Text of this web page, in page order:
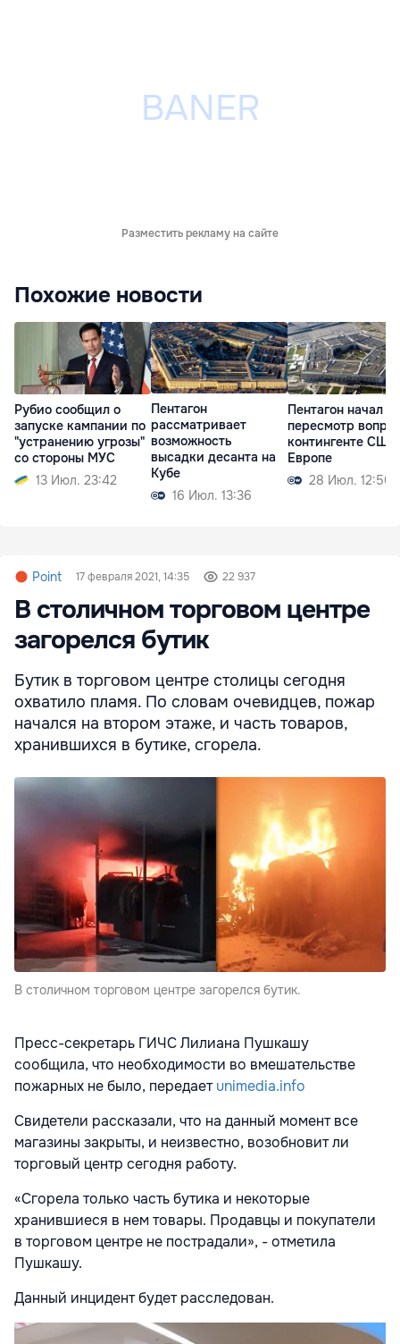
Разместить рекламу на сайте
Похожие новости
Рубио сообщил о
запуске кампании по
"устранению угрозы"
со стороны МУС
13 Июл. 23:42
Пентагон
рассматривает
возможность
высадки десанта на
Кубе
16 Июл. 13:36
Пентагон начал
пересмотр
контингенте США
Европе
28 Июл. 12:50
Point 17 февраля 2021, 14:35 22 937
В столичном торговом центре
загорелся бутик
Бутик в торговом центре столицы сегодня
охватило пламя. По словам очевидцев, пожар
начался на втором этаже, и часть товаров,
хранившихся в бутике, сгорела.
В столичном торговом центре загорелся бутик.
Пресс-секретарь ГИЧС Лилиана Пушкашу
сообщила, что необходимости во вмешательстве
пожарных не было, передаетunimedia.info
Свидетели рассказали, что на данный момент все
магазины закрыты, и неизвестно, возобновит ли
торговый центр сегодня работу.
«Сгорела только часть бутика и некоторые
хранившиеся в нем товары. Продавцы и покупатели
в торговом центре не пострадали», - отметила
Пушкашу.
Данный инцидент будет расследован.